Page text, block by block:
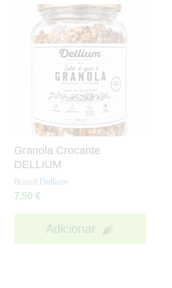
Granola Crocante
DELLIUM
Brand: Dellium
7,50€
Adicionar